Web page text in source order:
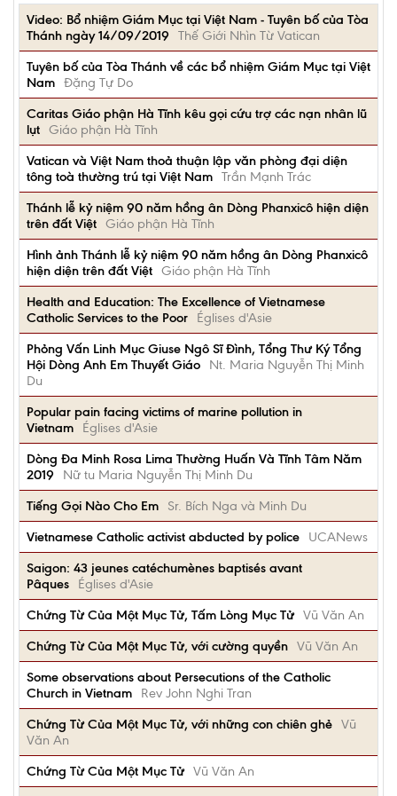
Video: Bổ nhiệm Giám Mục tại Việt Nam - Tuyên bố của Tòa
Thánh ngày 14/09/2019
Thế Giới Nhìn Từ Vatican
Tuyên bố của Tòa Thánh về các bổ nhiệm Giám Mục tại Việt
Nam Đặng Tự Do
Caritas Giáo phận Hà Tĩnh kêu gọi cứu trợ các nạn nhân lũ
lụt Giáo phận Hà Tĩnh
Vatican và Việt Nam thoả thuận lập văn phòng đại diện
tông toà thường trú tại Việt Nam Trần Mạnh Trác
Thánh lễ kỷ niệm 90 năm hồng ân Dòng Phanxicô hiện diện
trên đất Việt Giáo phận Hà Tĩnh
Hình ảnh Thánh lễ kỷ niệm 90 năm hồng ân Dòng Phanxicô
hiện diện trên đất Việt Giáo phận Hà Tĩnh
Health and Education: The Excellence of Vietnamese
Catholic Services to the Poor
Églises d'Asie
Phỏng Vấn Linh Mục Giuse Ngô Sĩ Đình, Tổng Thư Ký Tổng
Hội Dòng Anh Em Thuyết Giáo
Nt. Maria Nguyễn Thị Minh
Du
Popular pain facing victims of marine pollution in
Vietnam
Églises d'Asie
Dòng Đa Minh Rosa Lima Thường Huấn Và Tĩnh Tâm Năm
2019
Nữ tu Maria Nguyễn Thị Minh Du
Tiếng Gọi Nào Cho Em
Sr. Bích Nga và Minh Du
Vietnamese Catholic activist abducted by police
UCANews
Saigon: 43 jeunes catéchumènes baptisés avant
Pâques
Églises d'Asie
Chứng Từ Của Một Mục Tử, Tấm Lòng Mục Tử Vũ Văn An
Chứng Từ Của Một Mục Tử, với cường quyền Vũ Văn An
Some observations about Persecutions of the Catholic
Church in Vietnam
Rev John Nghi Tran
Chứng Từ Của Một Mục Tử, với những con chiên ghẻ Vũ
Văn An
Chứng Từ Của Một Mục Tử Vũ Văn An